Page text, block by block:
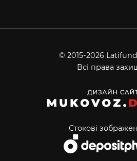
© 2015-2026
Всі права
Стокові